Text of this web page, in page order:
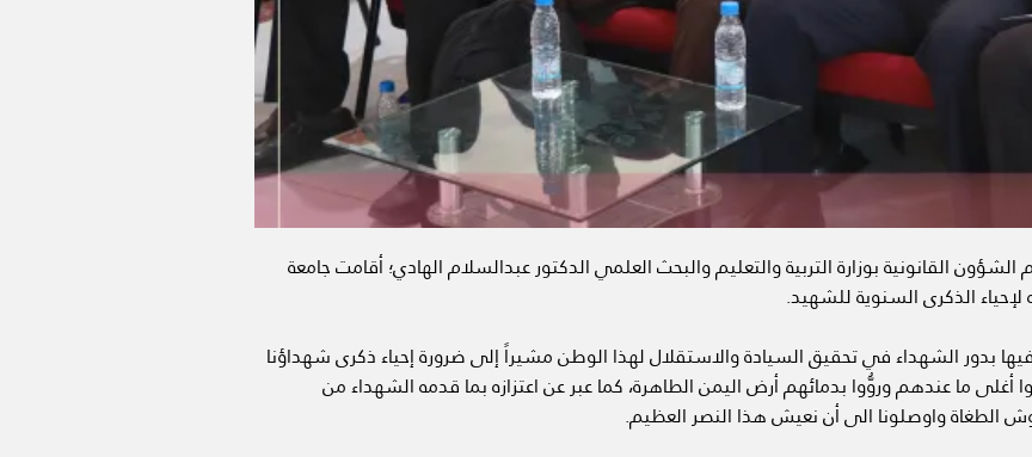
الشؤون القانونية بوزارة التربية والتعليم والبحث العلمي الدكتور عبدالسلام الهادي؛ أقامت جامعة
لإحياء الذكرى السنوية للشهيد.
بدور الشهداء في تحقيق السيادة والاستقلال لهذا الوطن مشيراً إلى ضرورة إحياء ذكرى شهداؤنا
أغلى ما عندهم وروُّوا بدمائهم أرض اليمن الطاهرة، كما عبر عن اعتزازه بما قدمه الشهداء من
الطغاة واوصلونا الى أن نعيش هذا النصر العظيم.